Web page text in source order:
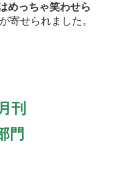
めっちゃ笑わせら
寄せられました。
刊
門